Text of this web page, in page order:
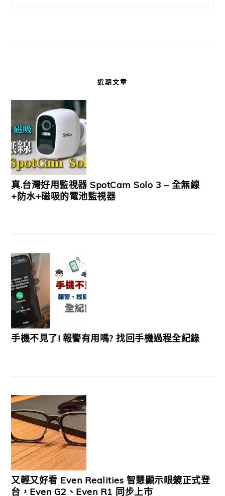
近期文章
真.台灣好用監視器 SpotCam Solo 3 – 全無線
+防水+磁吸的電池監視器
手機不見了! 報警有用嗎? 找回手機過程全紀錄
又輕又好看 Even Realities 智慧顯示眼鏡正式登
台，Even G2、Even R1 同步上市